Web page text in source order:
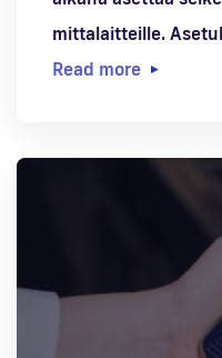
mittalaitteille.
Read more